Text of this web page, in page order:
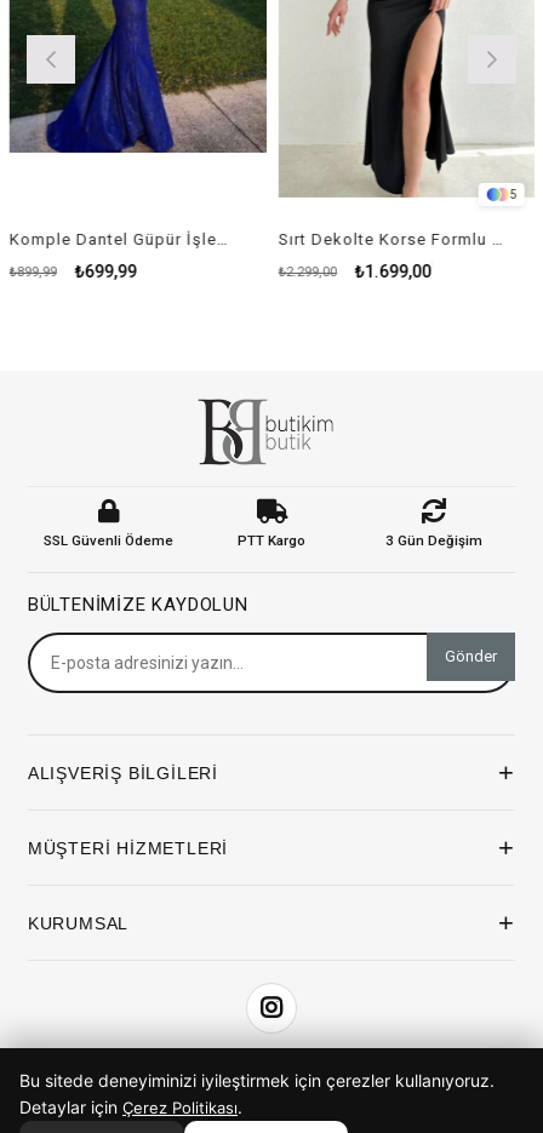
Komple Dantel Güpür İşleme Kumaş Balık Abiye - SAKS MAVİ
₺699,99
5
Sırt Dekolte Korse Formlu Yırtmaç Detay Midi Elbise - SİYAH
₺1.699,00
₺2.299,00
SSL Güvenli Ödeme PTT Kargo 3 Gün Değişim
BÜLTENIMIZE KAYDOLUN
Gönder
ALIŞVERİŞ BİLGİLERİ +
MÜŞTERİ HİZMETLERİ +
KURUMSAL +
iyzico ile Öde
Bu sitede deneyiminizi iyileştirmek için çerezler kullanıyoruz.
Detaylar için Çerez Politikası.